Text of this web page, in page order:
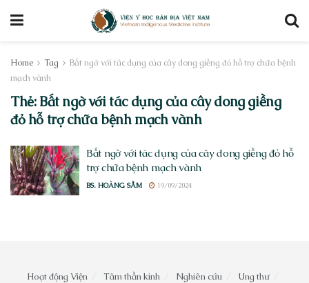
Home Tag
Bất ngờ với tác dụng của cây dong giềng đỏ hỗ trợ chữa bệnh
mạch vành
Thẻ:Bất ngờ với tác dụng của cây dong giềng
đỏ hỗ trợ chữa bệnh mạch vành
Bất ngờ với tác dụng của cây dong giềng đỏ hỗ
trợ chữa bệnh mạch vành
BS. HOÀNG SẦM 19/09/2024
Hoạt động Viện Tâm thần kinh Nghiên cứu
Ung thư